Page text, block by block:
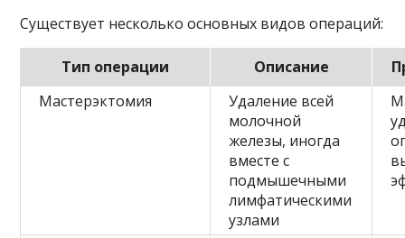
Существует несколько основных видов операций:
Тип операции Описание
Мастерэктомия
Удаление всей
молочной
железы, иногда
вместе с
подмышечными
лимфатическими
узлами